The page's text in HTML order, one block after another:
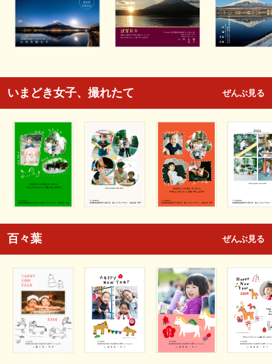
いまどき女子、撮れたて ぜんぶ見る
百々葉 ぜんぶ見る